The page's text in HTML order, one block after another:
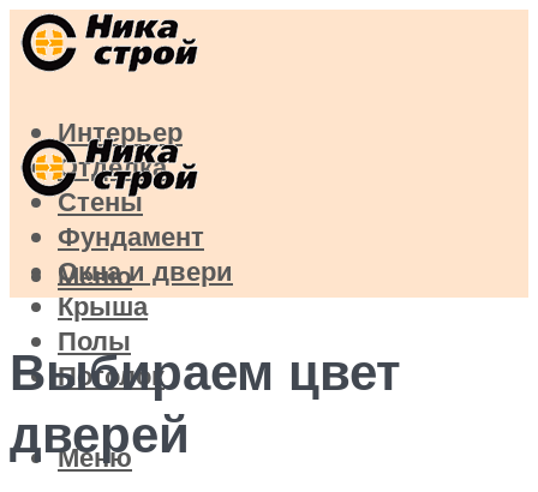
Интерьер
Отделка
Стены
Фундамент
Окна и двери
Крыша
Полы
Потолок
Меню
Меню
Выбираем цвет
дверей